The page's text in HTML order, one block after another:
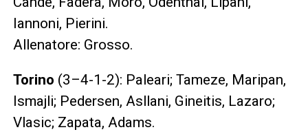
Iannoni, Pierini.
Allenatore: Grosso.
Torino (3–4-1-2): Paleari; Tameze, Maripan,
Ismajli; Pedersen, Asllani, Gineitis, Lazaro;
Vlasic; Zapata, Adams.